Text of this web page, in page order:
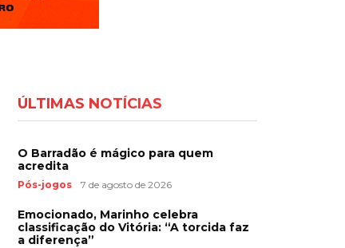
ÚLTIMAS NOTÍCIAS
O Barradão é mágico para quem
acredita
Pós-jogos 7 de agosto de 2026
Emocionado, Marinho celebra
classificação do Vitória: “A torcida faz
a diferença”